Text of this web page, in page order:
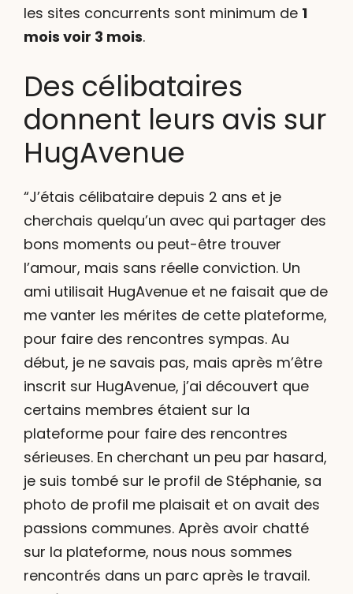
les sites concurrents sont minimum de 1
mois voir 3 mois.
Des célibataires
donnent leurs avis sur
HugAvenue
“J’étais célibataire depuis 2 ans et je
cherchais quelqu’un avec qui partager des
bons moments ou peut-être trouver
l’amour, mais sans réelle conviction. Un
ami utilisait HugAvenue et ne faisait que de
me vanter les mérites de cette plateforme,
pour faire des rencontres sympas. Au
début, je ne savais pas, mais après m’être
inscrit sur HugAvenue, j’ai découvert que
certains membres étaient sur la
plateforme pour faire des rencontres
sérieuses. En cherchant un peu par hasard,
je suis tombé sur le profil de Stéphanie, sa
photo de profil me plaisait et on avait des
passions communes. Après avoir chatté
sur la plateforme, nous nous sommes
rencontrés dans un parc après le travail.